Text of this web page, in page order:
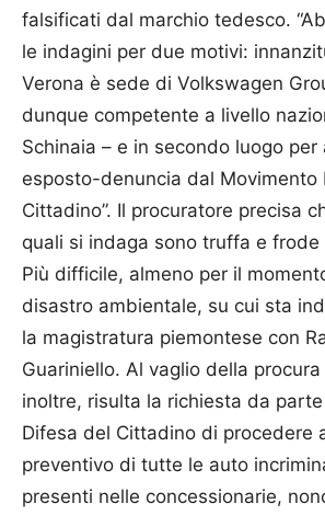
falsificati dal marchio tedesco.
le indagini per due motivi:
Verona è sede di Volkswagen
dunque competente a livello
Schinaia – e in secondo luogo per
esposto-denuncia dal Movimento
Cittadino”. Il procuratore precisa
quali si indaga sono truffa e frode
Più difficile, almeno per il
disa­stro ambientale, su cui sta
la magi­stratura piemontese con
Guariniello. Al vaglio della
inoltre, risulta la richiesta da
Difesa del Cittadino di procedere
preventivo di tutte le auto
presenti nelle concessionarie,